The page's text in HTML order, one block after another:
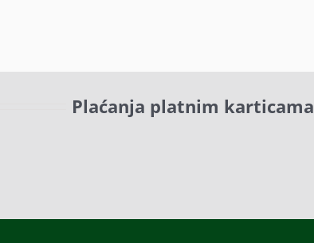
Plaćanja platnim karticama